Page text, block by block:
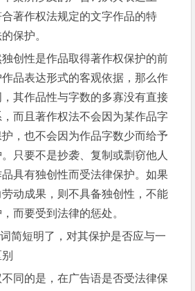
著作权法规定的文字作品的特
保护。
性是作品取得著作权保护的前
品表达形式的客观依据，那么作
其作品性与字数的多寡没有直接
而且著作权法不会因为某作品字
，也不会因为作品字数少而给予
只要不是抄袭、复制或剽窃他人
具有独创性而受法律保护。如果
动成果，则不具备独创性，不能
而要受到法律的惩处。
短明了，对其保护是否应与一
的是，在广告语是否受法律保